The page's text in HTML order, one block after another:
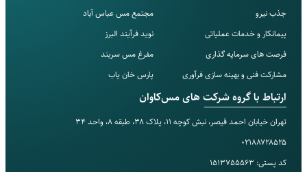
جذب نیرو
پیمانکار و خدمات عملیاتی
فرصت های سرمایه گذاری
مشارکت فنی و بهینه سازی فرآوری
مجتمع مس‌ عباس آباد
نوید فرآیند البرز
مفرغ مس سربند
پارس خان یاب
ارتباط با گروه شرکت های مس‌کاوان
تهران خیابان احمد قیصر، نبش کوچه ۱۱، پلاک ۳۸، طبقه ۸، واحد ۳۴
۰۲۱۸۸۷۲۸۵۲۵
کد پستی: ۱۵۱۳۷۵۵۵۶۳